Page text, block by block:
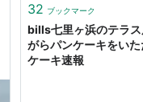
32 ブックマーク
bills七里ヶ浜のテラ
がらパンケーキをい
ケーキ速報